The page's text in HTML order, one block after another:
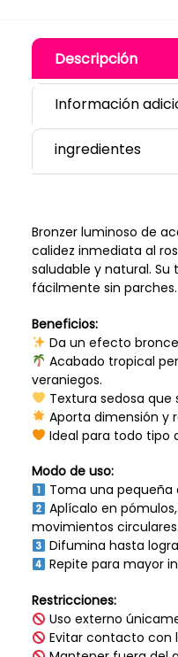
Descripción
Información
ingredientes
Bronzer luminoso de
calidez inmediata al
saludable y natural.
fácilmente sin parches.
Beneficios:
Da un efecto
Acabado tropical
veraniegos.
Textura sedosa que
Aporta dimensión y
Ideal para todo tipo
Modo de uso:
Toma una
Aplícalo en
movimientos circulares.
Difumina hasta
Repite para mayor
Restricciones:
Uso externo
Evitar contacto con